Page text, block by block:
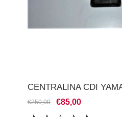
CENTRALINA CDI
€250,00 €85,00